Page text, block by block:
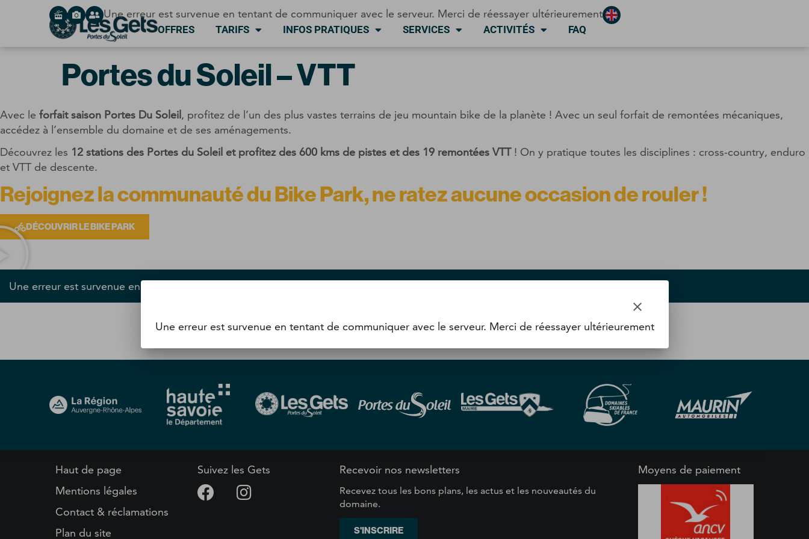
Une erreur est survenue en tentant de communiquer avec le serveur. Merci de réessayer ultérieurement
OFFRES TARIFS INFOS PRATIQUES SERVICES ACTIVITÉS FAQ
Portes du Soleil – VTT
Avec le forfait saison Portes Du Soleil, profitez de l’un des plus vastes terrains de jeu mountain bike de la planète ! Avec un seul forfait de remontées mécaniques,
accédez à l’ensemble du domaine et de ses aménagements.
Découvrez les 12 stations des Portes du Soleil et profitez des 600 kms de pistes et des 19 remontées VTT! On y pratique toutes les disciplines : cross-country, enduro
et VTT de descente.
Rejoignez la communauté du Bike Park, ne ratez aucune occasion de rouler !
DÉCOUVRIR LE BIKE PARK
Une erreur est survenue en tentant de communiquer avec le serveur. Merci de réessayer ultérieurement
Haut de page
Mentions légales
Contact & réclamations
Plan du site
Suivez les Gets Recevoir nos newsletters
Recevez tous les bons plans, les actus et les nouveautés du
domaine.
S'INSCRIRE
Moyens de paiement
clear
Une erreur est survenue en tentant de communiquer avec le serveur. Merci de réessayer ultérieurement
Panneau de gestion des cookies